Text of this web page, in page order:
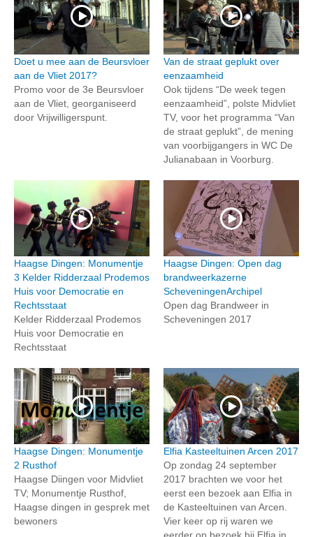
Doet u mee aan de Beursvloer
aan de Vliet 2017?
Promo voor de 3e Beursvloer
aan de Vliet, georganiseerd
door Vrijwilligerspunt.
Van de straat geplukt over
eenzaamheid
Ook tijdens “De week tegen
eenzaamheid”, polste Midvliet
TV, voor het programma “Van
de straat geplukt”, de mening
van voorbijgangers in WC De
Julianabaan in Voorburg.
Haagse Dingen: Monumentje
3 Kelder Ridderzaal Prodemos
Huis voor Democratie en
Rechtsstaat
Kelder Ridderzaal Prodemos
Huis voor Democratie en
Rechtsstaat
Haagse Dingen: Open dag
brandweerkazerne
ScheveningenArchipel
Open dag Brandweer in
Scheveningen 2017
Haagse Dingen: Monumentje
2 Rusthof
Haagse Diingen voor Midvliet
TV; Monumentje Rusthof,
Haagse dingen in gesprek met
bewoners
Elfia Kasteeltuinen Arcen 2017
Op zondag 24 september
2017 brachten we voor het
eerst een bezoek aan Elfia in
de Kasteeltuinen van Arcen.
Vier keer op rij waren we